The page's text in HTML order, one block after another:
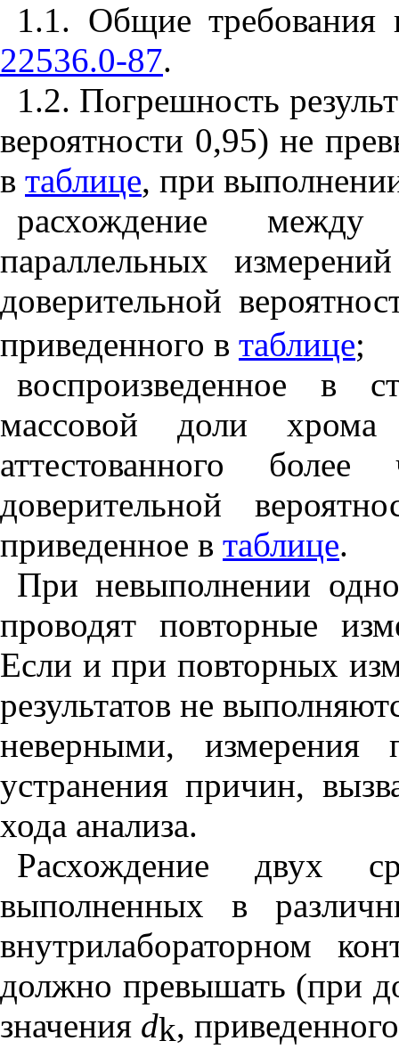
1.1. Общие
22536.0-87.
1.2. Погрешность
вероятности 0,95) не
в таблице, при
расхождение
параллельных
доверительной
приведенного в таблице;
воспроизведенное в
массовой доли
аттестованного
доверительной
приведенное в таблице.
При невыполнении
проводят повторные
Если и при повторных
результатов не
неверными,
устранения причин,
хода анализа.
Расхождение двух
выполненных в
внутрилабораторном
должно превышать (при
значения dk,